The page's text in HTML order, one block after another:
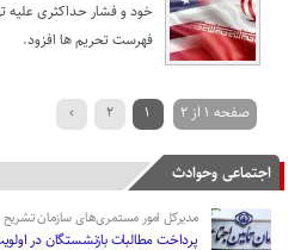
فهرست تحریم ها افزود.
صفحه 1 از 2 1
2
›
اجتماعی وحوادث
مدیرکل امور مستمری‌های سازمان تشریح
پرداخت مطالبات بازنشستگان در